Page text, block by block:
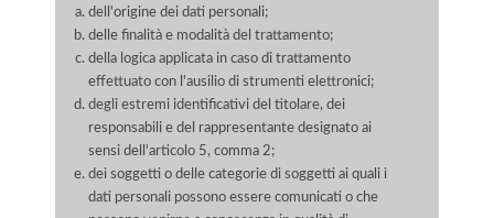
dell'origine dei dati personali;
delle finalità e modalità del trattamento;
della logica applicata in caso di trattamento
effettuato con l'ausilio di strumenti elettronici;
degli estremi identificativi del titolare, dei
responsabili e del rappresentante designato ai
sensi dell'articolo 5, comma 2;
dei soggetti o delle categorie di soggetti ai quali i
dati personali possono essere comunicati o che